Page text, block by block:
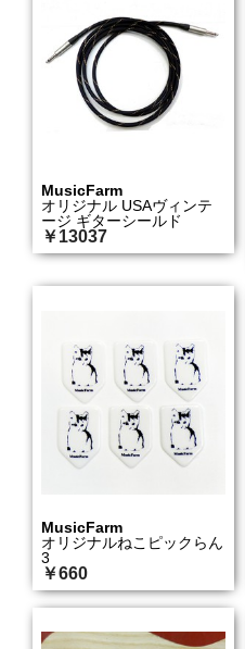
MusicFarm
オリジナル USAヴィンテ
ージ ギターシールド
￥13037
MusicFarm
オリジナルねこピックらん
3
￥660